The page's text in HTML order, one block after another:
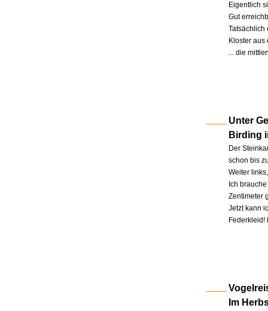
Eigentlich
Gut
Tatsächlich
Kloster
... die
Unter
Birding
Der
schon bis
Weiter
Ich
Zentimeter
Jetzt kann
Im